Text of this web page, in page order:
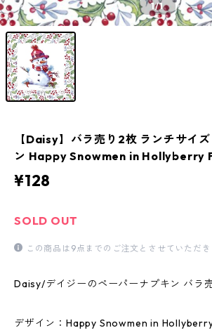
1/1
【Daisy】バラ売り2枚 ランチサイ
ン Happy Snowmen in Hollyberry
¥128
SOLD OUT
この商品は9点までのご注文とさせていただき
Daisy/デイジーのペーパーナプキン バラ
デザイン：Happy Snowmen in